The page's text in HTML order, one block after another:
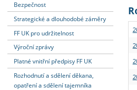
Bezpečnost
Strategické a dlouhodobé záměry
FF UK pro udržitelnost
Výroční zprávy
Platné vnitřní předpisy FF UK
Rozhodnutí a sdělení děkana,
opatření a sdělení tajemníka